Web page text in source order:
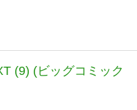
(9) (ビッグコミック